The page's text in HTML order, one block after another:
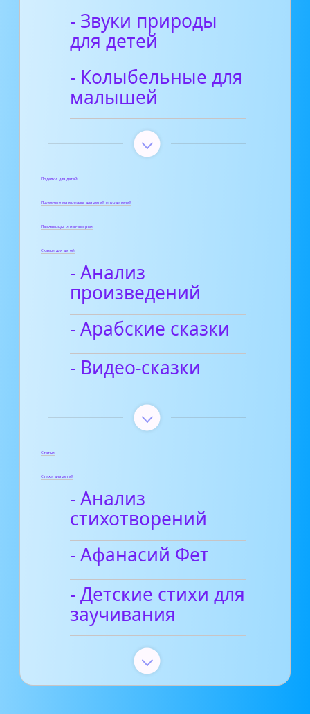
- Звуки природы
для детей
- Колыбельные для
малышей
Поделки для детей
Полезные материалы для детей и родителей
Пословицы и поговорки
Сказки для детей
- Анализ
произведений
- Арабские сказки
- Видео-сказки
Статьи
Стихи для детей
- Анализ
стихотворений
- Афанасий Фет
- Детские стихи для
заучивания